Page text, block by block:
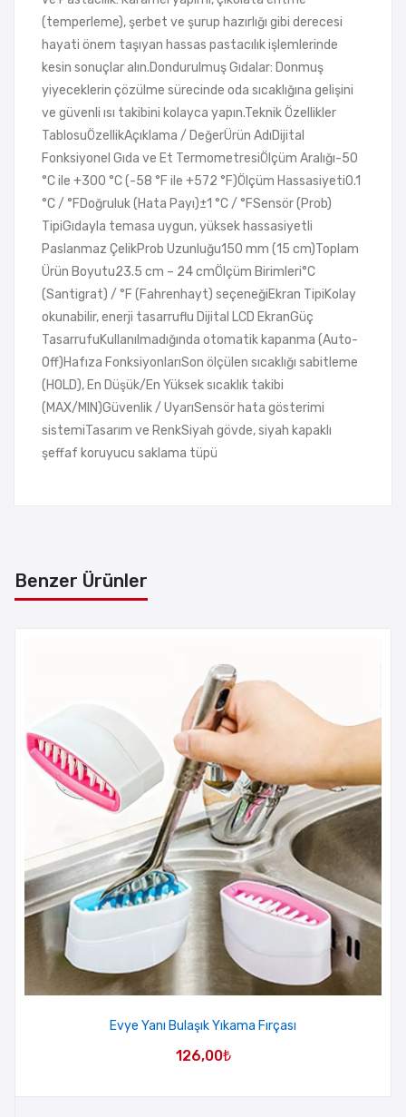
(temperleme), şerbet ve şurup hazırlığı gibi derecesi
hayati önem taşıyan hassas pastacılık işlemlerinde
kesin sonuçlar alın.Dondurulmuş Gıdalar: Donmuş
yiyeceklerin çözülme sürecinde oda sıcaklığına gelişini
ve güvenli ısı takibini kolayca yapın.Teknik Özellikler
TablosuÖzellikAçıklama / DeğerÜrün AdıDijital
Fonksiyonel Gıda ve Et TermometresiÖlçüm Aralığı-50
°C ile +300 °C (-58 °F ile +572 °F)Ölçüm Hassasiyeti0.1
°C / °FDoğruluk (Hata Payı)±1 °C / °FSensör (Prob)
TipiGıdayla temasa uygun, yüksek hassasiyetli
Paslanmaz ÇelikProb Uzunluğu150 mm (15 cm)Toplam
Ürün Boyutu23.5 cm – 24 cmÖlçüm Birimleri°C
(Santigrat) / °F (Fahrenhayt) seçeneğiEkran TipiKolay
okunabilir, enerji tasarruflu Dijital LCD EkranGüç
TasarrufuKullanılmadığında otomatik kapanma (Auto-
Off)Hafıza FonksiyonlarıSon ölçülen sıcaklığı sabitleme
(HOLD), En Düşük/En Yüksek sıcaklık takibi
(MAX/MIN)Güvenlik / UyarıSensör hata gösterimi
sistemiTasarım ve RenkSiyah gövde, siyah kapaklı
şeffaf koruyucu saklama tüpü
Benzer Ürünler
Evye Yanı Bulaşık Yıkama Fırçası
126,00₺